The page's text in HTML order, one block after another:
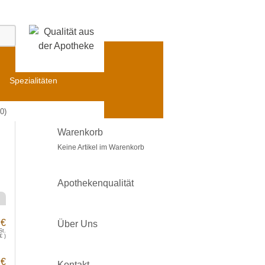
Spezialitäten
)
Warenkorb
Keine Artikel im Warenkorb
Apothekenqualität
Über Uns